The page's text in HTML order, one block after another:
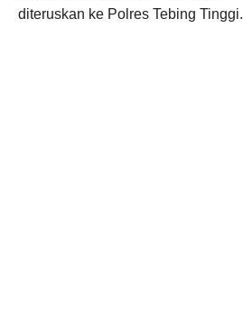
diteruskan ke Polres Tebing Tinggi.